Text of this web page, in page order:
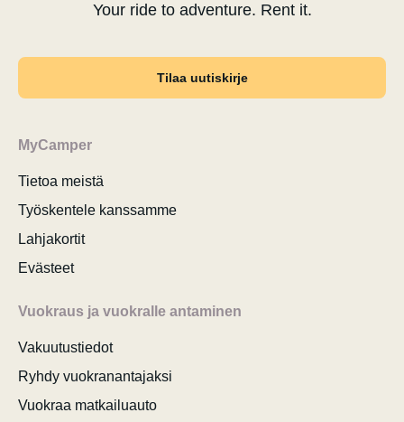
Your ride to adventure. Rent it.
Tilaa uutiskirje
MyCamper
Tietoa meistä
Työskentele kanssamme
Lahjakortit
Evästeet
Vuokraus ja vuokralle antaminen
Vakuutustiedot
Ryhdy vuokranantajaksi
Vuokraa matkailuauto